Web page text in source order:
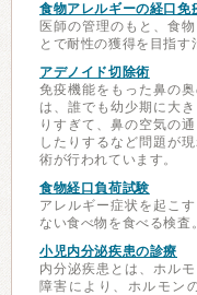
食物アレルギーの経口免
医師の管理のもと、食
とで耐性の獲得を目指す
アデノイド切除術
免疫機能をもった鼻の
は、誰でも幼少期に大
りすぎて、鼻の空気の
したりするなど問題が
術が行われています。
食物経口負荷試験
アレルギー症状を起こ
ない食べ物を食べる検査。
小児内分泌疾患の診療
内分泌疾患とは、ホル
障害により、ホルモン